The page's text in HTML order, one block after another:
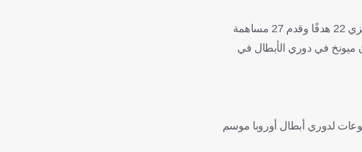
يعود الفضل في غزارة الأهداف على مدى المواسم القليلة الماضية إلى تألق هاري كين، وسجل المهاجم الإنجليزي 22 هدفًا وقدم 27 مساهمة
ميونخ في دوري الأبطال في
لدوري أبطال أوروبا موسم